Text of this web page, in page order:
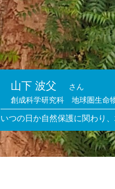
山下 波父
さん
創成科学研究科 地球圏生命
いつの日か自然保護に関わり